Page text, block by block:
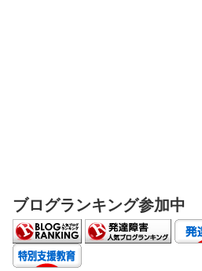
ブログランキング参加中